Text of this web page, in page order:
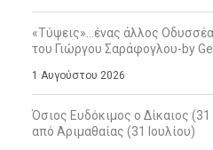
«Τύψεις»…ένας άλλος
του Γιώργου Σαράφογλου-by
1 Αυγούστου 2026
Όσιος Ευδόκιμος ο Δίκαιος
από Αριμαθαίας (31 Ιουλίου)